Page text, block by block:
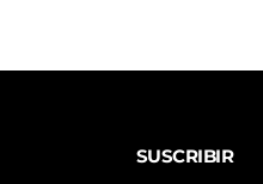
2017-
SUSCRIBIR